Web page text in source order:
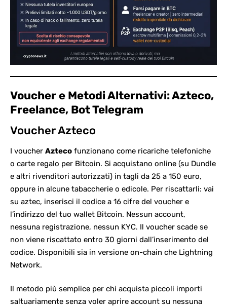
Voucher e Metodi Alternativi: Azteco,
Freelance, Bot Telegram
Voucher Azteco
I voucher Azteco funzionano come ricariche telefoniche
o carte regalo per Bitcoin. Si acquistano online (su Dundle
e altri rivenditori autorizzati) in tagli da 25 a 150 euro,
oppure in alcune tabaccherie o edicole. Per riscattarli: vai
su aztec, inserisci il codice a 16 cifre del voucher e
l’indirizzo del tuo wallet Bitcoin. Nessun account,
nessuna registrazione, nessun KYC. Il voucher scade se
non viene riscattato entro 30 giorni dall’inserimento del
codice. Disponibili sia in versione on-chain che Lightning
Network.
Il metodo più semplice per chi acquista piccoli importi
saltuariamente senza voler aprire account su nessuna